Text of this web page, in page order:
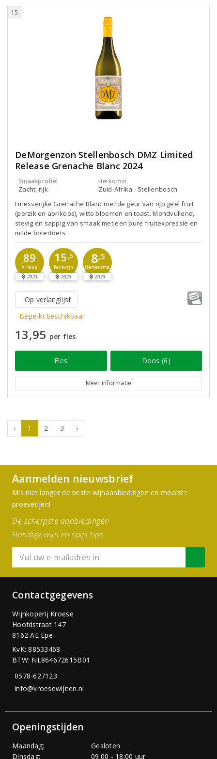
15
DeMorgenzon Stellenbosch DMZ Limited
Release Grenache Blanc 2024
Smaakprofiel
Zacht, rijk
Herkomst
Zuid-Afrika - Stellenbosch
Finesserijke Grenache Blanc met de geur van rijp geel fruit
(perzik en abrikoos), witte bloemen en toast. Mondvullend,
stevig en sappig van smaak met een pure fruitexpressie en
milde botertoets.
89
Vinous
2023
15 ,5
Perswijn
2023
8,5
Hamersma
2023
Op verlanglijst
Beperkt beschikbaar
13,95 per fles
Fles Doos (6)
Meer informatie
‹ 1 2 3 ›
Aanmelden nieuwsbrief
Mis niet langer de beste wijnaanbiedingen en mooiste
proeverijen!
De scherpste aanbiedingen
Handige wijn en spijs tips
Contactgegevens
Wijnkoperij Kroese
Hoofdstraat 147
8162 AE Epe
KvK: 88533468
BTW: NL864672615B01
0578-627123
info@kroesewijnen.nl
Openingstijden
Maandag:
Gesloten
Dinsdag:
09:00 - 18:00 uur